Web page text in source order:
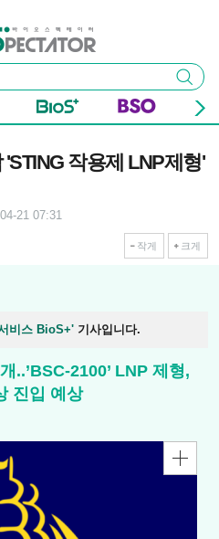
이터
검색
작용제 LNP제형'
21 07:31
작게 크게
비스 BioS+' 기사입니다.
..’BSC-2100’ LNP 제형,
진입 예상